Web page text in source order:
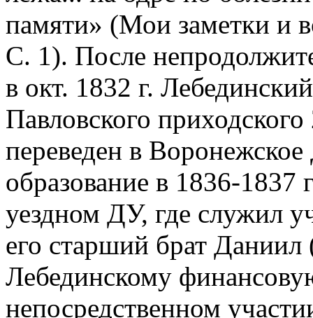
памяти» (Мои заметки и
С. 1). После
в окт. 1832 г.
Павловского
переведен в
образование в 1836-1837
уездном ДУ, где служил
его старший брат
Лебединскому
непосредственном